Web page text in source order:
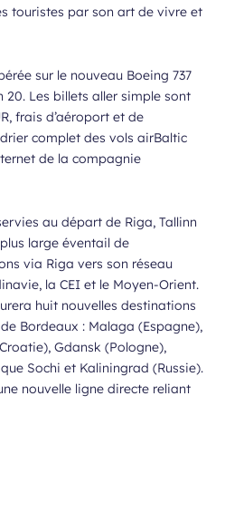
touristes par son art de vivre et
sur le nouveau Boeing 737
20. Les billets aller simple sont
frais d’aéroport et de
complet des vols airBaltic
de la compagnie
au départ de Riga, Tallinn
large éventail de
via Riga vers son réseau
la CEI et le Moyen-Orient.
huit nouvelles destinations
Bordeaux : Malaga (Espagne),
Gdansk (Pologne),
Sochi et Kaliningrad (Russie).
nouvelle ligne directe reliant